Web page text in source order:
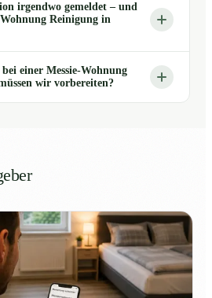
irgendwo gemeldet – und
Reinigung in
einer Messie-Wohnung
wir vorbereiten?